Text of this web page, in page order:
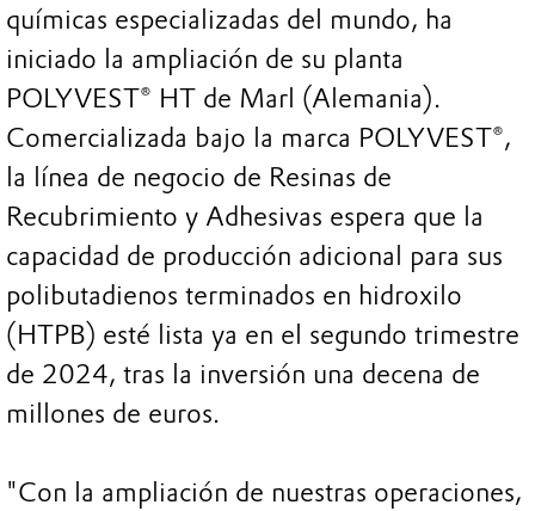
químicas especializadas del mundo, ha
iniciado la ampliación de su planta
POLYVEST® HT de Marl (Alemania).
Comercializada bajo la marca POLYVEST®,
la línea de negocio de Resinas de
Recubrimiento y Adhesivas espera que la
capacidad de producción adicional para sus
polibutadienos terminados en hidroxilo
(HTPB) esté lista ya en el segundo trimestre
de 2024, tras la inversión una decena de
millones de euros.
"Con la ampliación de nuestras operaciones,